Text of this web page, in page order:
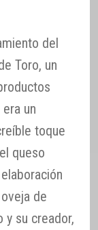
del
Toro, un
un
toque
queso
de
y su creador,